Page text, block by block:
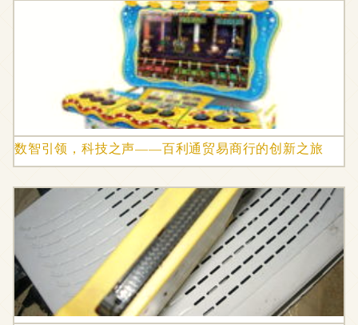
数智引领，科技之声——百利通贸易商行的创新之旅